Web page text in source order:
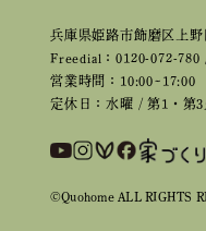
兵庫県姫路市飾磨区上野
Freedial：0120-072-780
営業時間：10:00~17:00
定休日：水曜 / 第1・第3
©Quohome ALL RIGHTS